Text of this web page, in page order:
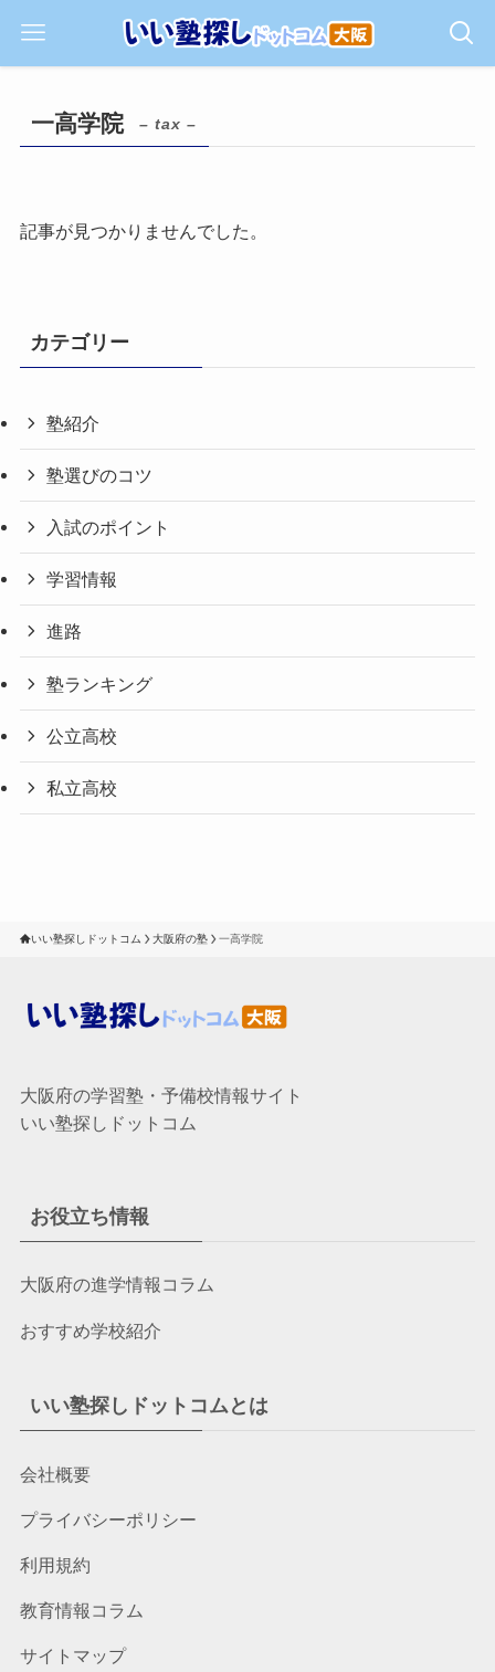
一高学院 – tax –
記事が見つかりませんでした。
カテゴリー
塾紹介
塾選びのコツ
入試のポイント
学習情報
進路
塾ランキング
公立高校
私立高校
いい塾探しドットコム 大阪府の塾 一高学院
大阪府の学習塾・予備校情報サイト
いい塾探しドットコム
お役立ち情報
大阪府の進学情報コラム
おすすめ学校紹介
いい塾探しドットコムとは
会社概要
プライバシーポリシー
利用規約
教育情報コラム
サイトマップ